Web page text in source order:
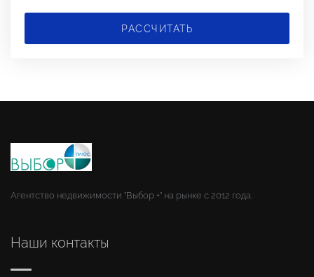
РАССЧИТАТЬ
Агентство недвижимости "Выбор +" на рынке с 2012 года.
Наши контакты